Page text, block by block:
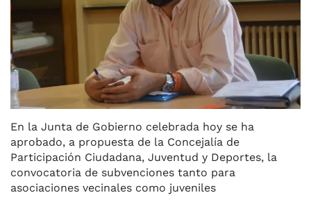
En la Junta de Gobierno celebrada hoy se ha
aprobado, a propuesta de la Concejalía de
Participación Ciudadana, Juventud y Deportes, la
convocatoria de subvenciones tanto para
asociaciones vecinales como juveniles